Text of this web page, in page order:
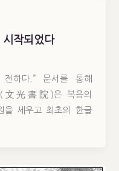
시작되었다
하다.” 문서를 통해
(文光書院)은 복음의
을 세우고 최초의 한글